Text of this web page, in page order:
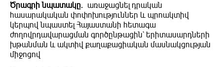
Ծրագրի նպատակը. առաջացնել դրական
հասարակական փոփոխություններ և պրոակտիվ
կերպով նպաստել Հայաստանի հետագա
ժողովրդավարացման գործընթացին` երիտասարդների
խթանման և ակտիվ քաղաքացիական մասնակցության
միջոցով